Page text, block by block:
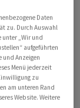
US-
Trump
auf einen
Daten
zu. Durch Auswahl
unter „Wir und
aufgeführten
Anzeigen
Menü jederzeit
zu
am unteren Rand
Website. Weitere